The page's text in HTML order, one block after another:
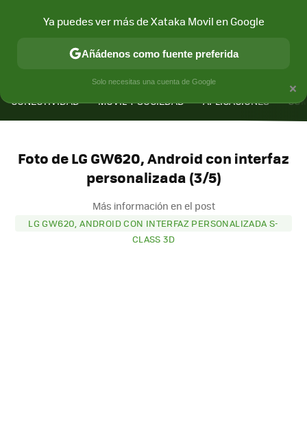
CONECTIVIDAD MÓVIL Y SOCIEDAD APLICACIONES
Foto de LG GW620, Android con interfaz
personalizada (3/5)
Más información en el post
LG GW620, ANDROID CON INTERFAZ PERSONALIZADA S-
CLASS 3D
×
Ya puedes ver más de Xataka Movil en Google
Añádenos como fuente preferida
Solo necesitas una cuenta de Google